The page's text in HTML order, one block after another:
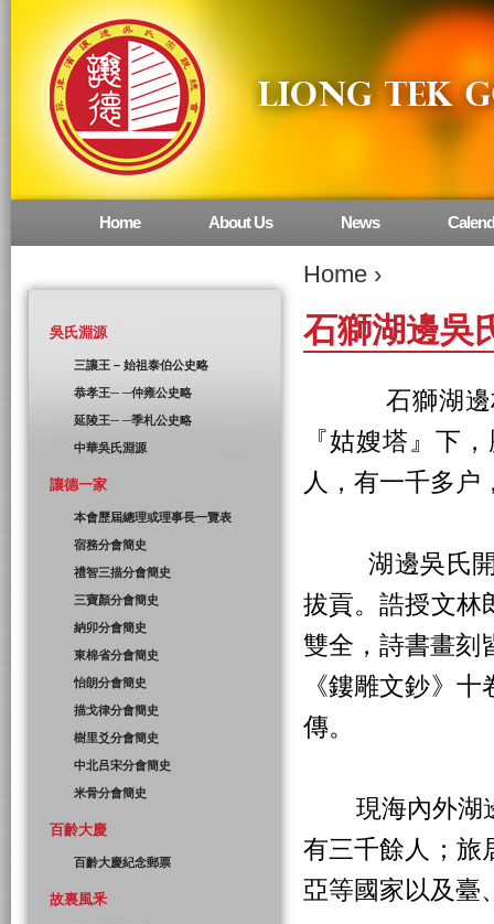
Home ›
石獅湖邊吳
石獅湖邊村
『姑嫂塔』下
人，有一千多户
湖邊吳氏開
拔貢。誥授文林
雙全，詩書畫刻
《鏤雕文鈔》
傳。
現海內外湖邊
有三千餘人；旅
亞等國家以及臺
Main menu
Home About Us News
吳氏淵源
三讓王 – 始祖泰伯公史略
恭孝王─ ─仲雍公史略
延陵王─ ─季札公史略
中華吳氏淵源
讓德一家
本會歷屆總理或理事長一覽表
宿務分會簡史
禮智三描分會簡史
三寶顏分會簡史
納卯分會簡史
東棉省分會簡史
怡朗分會簡史
描戈律分會簡史
樹里爻分會簡史
中北吕宋分會簡史
米骨分會簡史
百齡大慶
百齡大慶紀念郵票
故裏風釆